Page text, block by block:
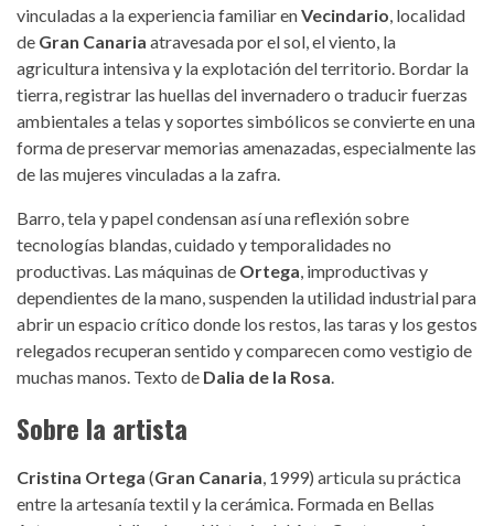
vinculadas a la experiencia familiar enVecindario , localidad
de Gran Canaria atravesada por el sol, el viento, la
agricultura intensiva y la explotación del territorio. Bordar la
tierra, registrar las huellas del invernadero o traducir fuerzas
ambientales a telas y soportes simbólicos se convierte en una
forma de preservar memorias amenazadas, especialmente las
de las mujeres vinculadas a la zafra.
Barro, tela y papel condensan así una reflexión sobre
tecnologías blandas, cuidado y temporalidades no
productivas. Las máquinas de Ortega , improductivas y
dependientes de la mano, suspenden la utilidad industrial para
abrir un espacio crítico donde los restos, las taras y los gestos
relegados recuperan sentido y comparecen como vestigio de
muchas manos. Texto de Dalia de la Rosa
Sobre la artista
Cristina Ortega (Gran Canaria , 1999) articula su práctica
entre la artesanía textil y la cerámica. Formada en Bellas